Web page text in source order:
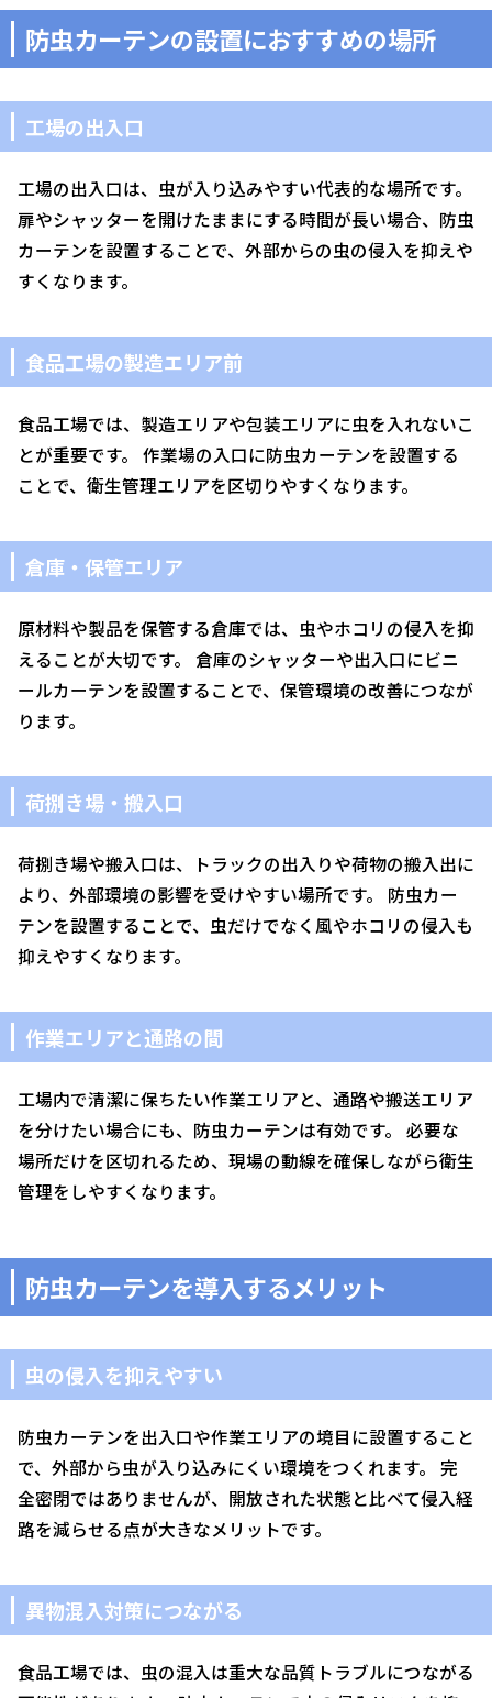
防虫カーテンの設置におすすめの場所
工場の出入口
工場の出入口は、虫が入り込みやすい代表的な場所です。
扉やシャッターを開けたままにする時間が長い場合、防虫
カーテンを設置することで、外部からの虫の侵入を抑えや
すくなります。
食品工場の製造エリア前
食品工場では、製造エリアや包装エリアに虫を入れないこ
とが重要です。 作業場の入口に防虫カーテンを設置する
ことで、衛生管理エリアを区切りやすくなります。
倉庫・保管エリア
原材料や製品を保管する倉庫では、虫やホコリの侵入を抑
えることが大切です。 倉庫のシャッターや出入口にビニ
ールカーテンを設置することで、保管環境の改善につなが
ります。
荷捌き場・搬入口
荷捌き場や搬入口は、トラックの出入りや荷物の搬入出に
より、外部環境の影響を受けやすい場所です。 防虫カー
テンを設置することで、虫だけでなく風やホコリの侵入も
抑えやすくなります。
作業エリアと通路の間
工場内で清潔に保ちたい作業エリアと、通路や搬送エリア
を分けたい場合にも、防虫カーテンは有効です。 必要な
場所だけを区切れるため、現場の動線を確保しながら衛生
管理をしやすくなります。
防虫カーテンを導入するメリット
虫の侵入を抑えやすい
防虫カーテンを出入口や作業エリアの境目に設置すること
で、外部から虫が入り込みにくい環境をつくれます。 完
全密閉ではありませんが、開放された状態と比べて侵入経
路を減らせる点が大きなメリットです。
異物混入対策につながる
食品工場では、虫の混入は重大な品質トラブルにつながる